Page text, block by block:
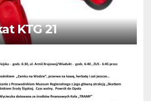
KTG 21